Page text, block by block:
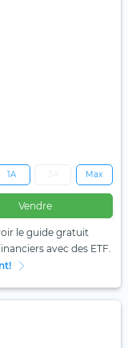
1A Max
Vendre
le guide gratuit
avec des ETF.